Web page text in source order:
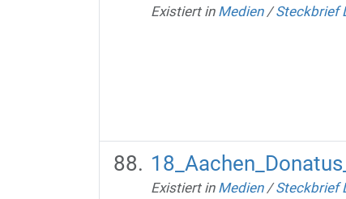
Existiert in Medien /Steckbrief
Existiert in Medien /Steckbrief